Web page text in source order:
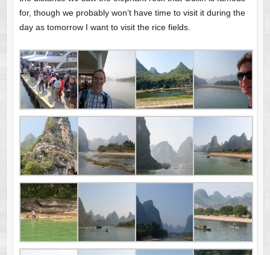
for, though we probably won’t have time to visit it during the
day as tomorrow I want to visit the rice fields.